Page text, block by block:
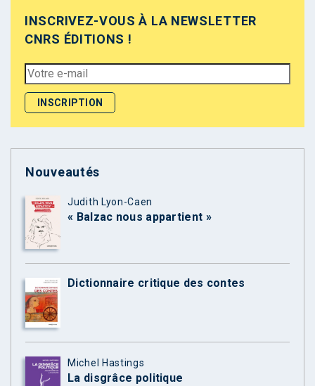
INSCRIVEZ-VOUS À LA NEWSLETTER
CNRS ÉDITIONS !
Nouveautés
Judith Lyon-Caen
« Balzac nous appartient »
Dictionnaire critique des contes
Michel Hastings
La disgrâce politique